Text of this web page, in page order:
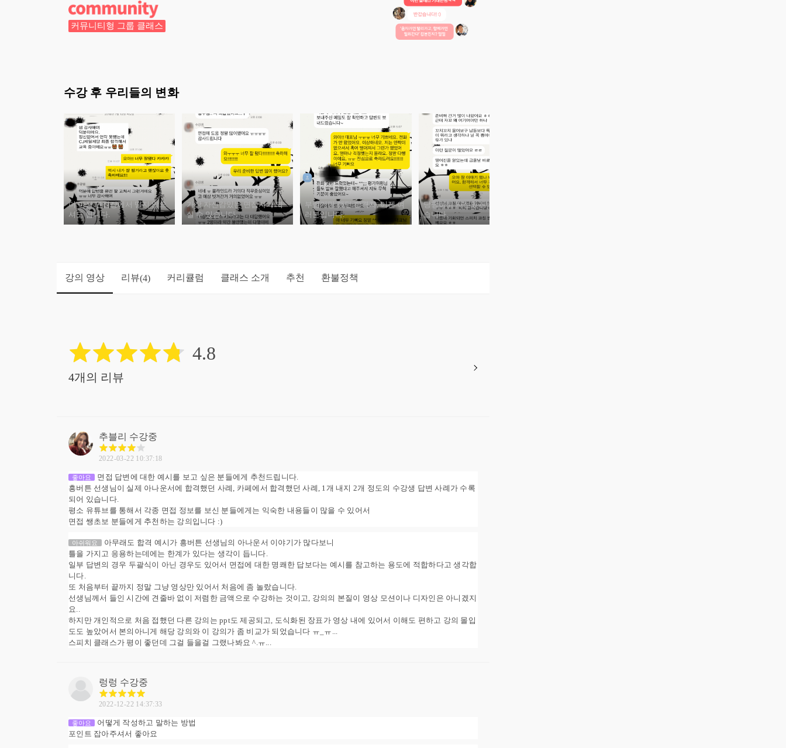
커뮤니티형 그룹 클래스
수강 후 우리들의 변화
더 이상 면접장에서 떨지 않으
셔도 됩니다.
가장 자신감있는 면접자가 되
실 수 있습니다.
부럽기만 했던 합격자, 이젠 여
러분입니다.
당당하고 자신있게 말할 수 있
습니다.
강의 영상 리뷰(4) 커리큘럼 클래스 소개 추천 환불정책
4.8
4개의 리뷰
추블리 수강중
2022-03-22 10:37:18
좋아요
면접 답변에 대한 예시를 보고 싶은 분들에게 추천드립니다.
흥버튼 선생님이 실제 아나운서에 합격했던 사례, 카페에서 합격했던 사례, 1개 내지 2개 정도의 수강생 답변 사례가 수록
되어 있습니다.
평소 유튜브를 통해서 각종 면접 정보를 보신 분들에게는 익숙한 내용들이 많을 수 있어서
면접 쌩초보 분들에게 추천하는 강의입니다 :)
아쉬워요
아무래도 합격 예시가 흥버튼 선생님의 아나운서 이야기가 많다보니
틀을 가지고 응용하는데에는 한계가 있다는 생각이 듭니다.
일부 답변의 경우 두괄식이 아닌 경우도 있어서 면접에 대한 명쾌한 답보다는 예시를 참고하는 용도에 적합하다고 생각합
니다.
또 처음부터 끝까지 정말 그냥 영상만 있어서 처음에 좀 놀랐습니다.
선생님께서 들인 시간에 견줄바 없이 저렴한 금액으로 수강하는 것이고, 강의의 본질이 영상 모션이나 디자인은 아니겠지
요..
하지만 개인적으로 처음 접했던 다른 강의는 ppt도 제공되고, 도식화된 장표가 영상 내에 있어서 이해도 편하고 강의 몰입
도도 높았어서 본의아니게 해당 강의와 이 강의가 좀 비교가 되었습니다 ㅠ_ㅠ...
스피치 클래스가 평이 좋던데 그걸 들을걸 그랬나봐요 ^.ㅠ...
렁렁 수강중
2022-12-22 14:37:33
좋아요
어떻게 작성하고 말하는 방법
포인트 잡아주셔서 좋아요